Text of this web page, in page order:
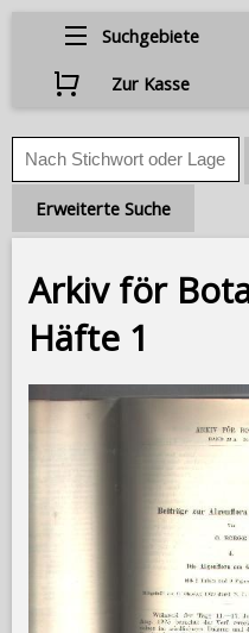
Suchgebiete
Zur Kasse
Erweiterte Suche
Arkiv för
Häfte 1